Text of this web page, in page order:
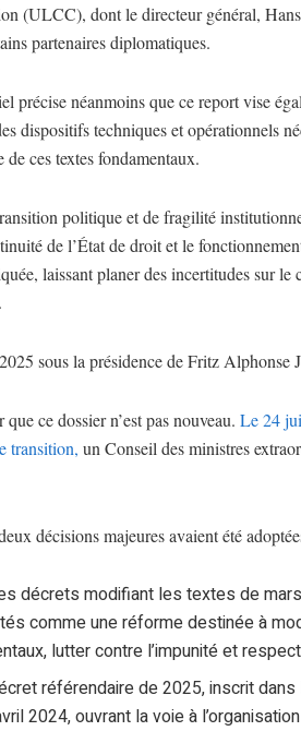
(ULCC), dont le directeur général,
partenaires diplomatiques.
précise néanmoins que ce report vise
dispositifs techniques et opérationnels
ces textes fondamentaux.
politique et de fragilité
de l’État de droit et le
laissant planer des incertitudes sur
sous la présidence de Fritz Alphonse
ce dossier n’est pas nouveau. Le 24
transition, un Conseil des ministres
décisions majeures avaient été
décrets modifiant les textes de
comme une réforme destinée à
lutter contre l’impunité et
référendaire de 2025, inscrit
2024, ouvrant la voie à